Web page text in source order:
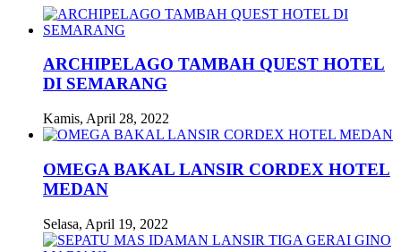
ARCHIPELAGO TAMBAH QUEST HOTEL
DI SEMARANG
Kamis, April 28, 2022
OMEGA BAKAL LANSIR CORDEX HOTEL
MEDAN
Selasa, April 19, 2022